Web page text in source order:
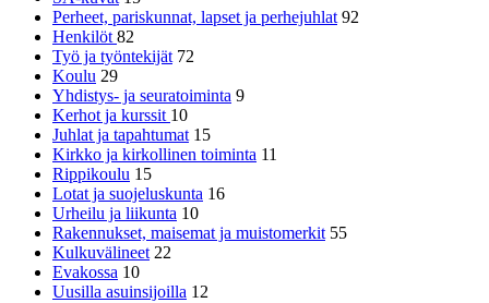
Perheet, pariskunnat, lapset ja perhejuhlat 92
Henkilöt82
Työ ja työntekijät 72
Koulu 29
Yhdistys- ja seuratoiminta 9
Kerhot ja kurssit 10
Juhlat ja tapahtumat 15
Kirkko ja kirkollinen toiminta 11
Rippikoulu 15
Lotat ja suojeluskunta 16
Urheilu ja liikunta 10
Rakennukset, maisemat ja muistomerkit 55
Kulkuvälineet 22
Evakossa 10
Uusilla asuinsijoilla 12